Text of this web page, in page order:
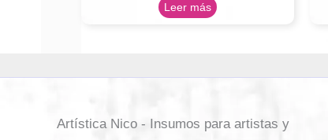
Leer más
Artística Nico - Insumos para artistas y